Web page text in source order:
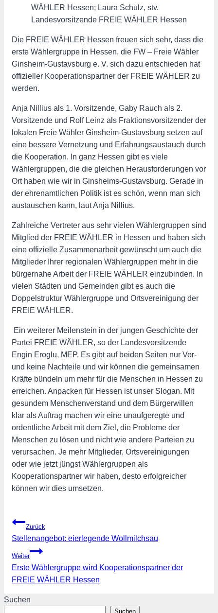
WÄHLER Hessen; Laura Schulz, stv.
Landesvorsitzende FREIE WÄHLER Hessen
Die FREIE WÄHLER Hessen freuen sich sehr, dass die
erste Wählergruppe in Hessen, die FW – Freie Wähler
Ginsheim-Gustavsburg e. V. sich dazu entschieden hat
offizieller Kooperationspartner der FREIE WÄHLER zu
werden.
Anja Nillius als 1. Vorsitzende, Gaby Rauch als 2.
Vorsitzende und Rolf Leinz als Fraktionsvorsitzender der
lokalen Freie Wähler Ginsheim-Gustavsburg setzen auf
eine bessere Vernetzung und Erfahrungsaustauch durch
die Kooperation. In ganz Hessen gibt es viele
Wählergruppen, die die gleichen Herausforderungen vor
Ort haben wie wir in Ginsheims-Gustavsburg. Gerade in
der ehrenamtlichen Politik ist es schön, wenn man sich
austauschen kann, laut Anja Nillius.
Zahlreiche Vertreter aus sehr vielen Wählergruppen sind
Mitglied der FREIE WÄHLER in Hessen und haben sich
eine offizielle Zusammenarbeit gewünscht um auch die
Mitglieder Ihrer regionalen Wählergruppen mehr in die
bürgernahe Arbeit der FREIE WÄHLER einzubinden. In
vielen Städten und Gemeinden gibt es auch die
Doppelstruktur Wählergruppe und Ortsvereinigung der
FREIE WÄHLER.
Ein weiterer Meilenstein in der jungen Geschichte der
Partei FREIE WÄHLER, so der Landesvorsitzende
Engin Eroglu, MEP. Es gibt auf beiden Seiten nur Vor-
und keine Nachteile und wir können die gemeinsamen
Kräfte bündeln um mehr für die Menschen in Hessen zu
erreichen. Anpacken für Hessen ist unser Slogan. Mit
gesundem Menschenverstand und dem Bürgerwillen
klar als Auftrag machen wir eine unaufgeregte und
ordentliche Arbeit mit dem Ziel, die Probleme der
Menschen zu lösen und nicht wie andere Parteien zu
verursachen. Je mehr Mitglieder, Ortsvereinigungen
oder wie jetzt jüngst Wählergruppen als
Kooperationspartner wir haben, desto erfolgreicher
können wir dies umsetzen.
Beitragsnavigation
Zurück
Stellenangebot: eierlegende Wollmilchsau
Weiter
Erste Wählergruppe wird Kooperationspartner der
FREIE WÄHLER Hessen
Suchen
Suchen